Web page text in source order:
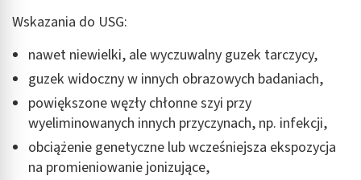
Wskazania do USG:
nawet niewielki, ale wyczuwalny guzek tarczycy,
guzek widoczny w innych obrazowych badaniach,
powiększone węzły chłonne szyi przy
wyeliminowanych innych przyczynach, np. infekcji,
obciążenie genetyczne lub wcześniejsza ekspozycja
na promieniowanie jonizujące,